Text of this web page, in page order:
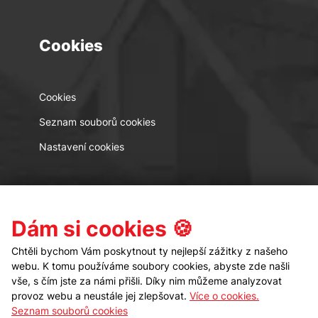
Cookies
Cookies
Seznam souborů cookies
Nastavení cookies
Kontakt Sledujte nás
Dám si cookies 🍪
Chtěli bychom Vám poskytnout ty nejlepší zážitky z našeho
webu. K tomu používáme soubory cookies, abyste zde našli
vše, s čím jste za námi přišli. Díky nim můžeme analyzovat
provoz webu a neustále jej zlepšovat. Více o cookies.
Seznam souborů cookies